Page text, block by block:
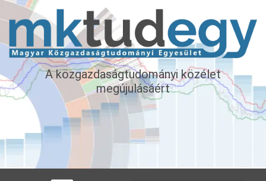
A közgazdaságtudományi közélet
megújulásáért